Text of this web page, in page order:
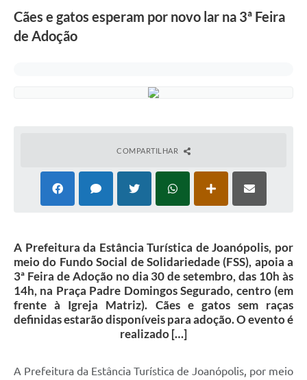
Conselhos
Carta de Serviços
Telefones Úteis
Agenda
Ouvidoria
Cães e gatos esperam por novo lar na 3ª Feira
de Adoção
COMPARTILHAR
A Prefeitura da Estância Turística de Joanópolis, por
meio do Fundo Social de Solidariedade (FSS), apoia a
3ª Feira de Adoção no dia 30 de setembro, das 10h às
14h, na Praça Padre Domingos Segurado, centro (em
frente à Igreja Matriz). Cães e gatos sem raças
definidas estarão disponíveis para adoção. O evento é
realizado […]
A Prefeitura da Estância Turística de Joanópolis, por meio